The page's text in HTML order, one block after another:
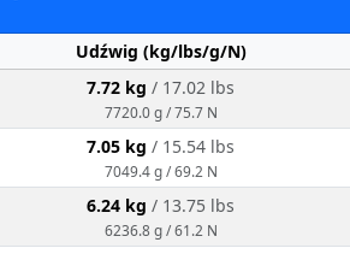
Udźwig (kg/lbs/g/N)
7.72 kg / 17.02 lbs
7720.0 g / 75.7 N
7.05 kg / 15.54 lbs
7049.4 g / 69.2 N
6.24 kg / 13.75 lbs
6236.8 g / 61.2 N